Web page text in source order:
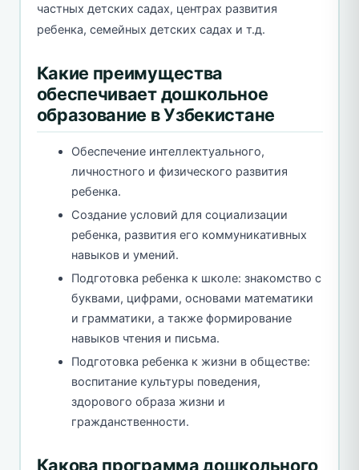
частных детских садах, центрах развития
ребенка, семейных детских садах и т.д.
Какие преимущества
обеспечивает дошкольное
образование в Узбекистане
Обеспечение интеллектуального,
личностного и физического развития
ребенка.
Создание условий для социализации
ребенка, развития его коммуникативных
навыков и умений.
Подготовка ребенка к школе: знакомство с
буквами, цифрами, основами математики
и грамматики, а также формирование
навыков чтения и письма.
Подготовка ребенка к жизни в обществе:
воспитание культуры поведения,
здорового образа жизни и
гражданственности.
Какова программа дошкольного